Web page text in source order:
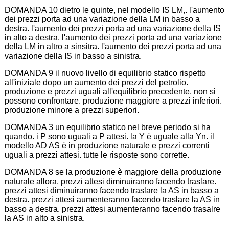
DOMANDA 10 dietro le quinte, nel modello IS LM,. l'aumento
dei prezzi porta ad una variazione della LM in basso a
destra. l'aumento dei prezzi porta ad una variazione della IS
in alto a destra. l'aumento dei prezzi porta ad una variazione
della LM in altro a sinsitra. l'aumento dei prezzi porta ad una
variazione della IS in basso a sinistra.
DOMANDA 9 il nuovo livello di equilibrio statico rispetto
all'iniziale dopo un aumento dei prezzi del petrolio.
produzione e prezzi uguali all'equilibrio precedente. non si
possono confrontare. produzione maggiore a prezzi inferiori.
produzione minore a prezzi superiori.
DOMANDA 3 un equilibrio statico nel breve periodo si ha
quando. i P sono uguali a P attesi. la Y è uguale alla Yn. il
modello AD AS è in produzione naturale e prezzi correnti
uguali a prezzi attesi. tutte le risposte sono corrette.
DOMANDA 8 se la produzione è maggiore della produzione
naturale allora. prezzi attesi diminuiranno facendo traslare.
prezzi attesi diminuiranno facendo traslare la AS in basso a
destra. prezzi attesi aumenteranno facendo traslare la AS in
basso a destra. prezzi attesi aumenteranno facendo trasalre
la AS in alto a sinistra.